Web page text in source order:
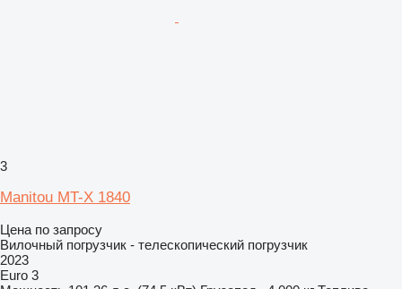
3
Manitou MT-X 1840
Цена по запросу
Вилочный погрузчик - телескопический погрузчик
2023
Euro 3